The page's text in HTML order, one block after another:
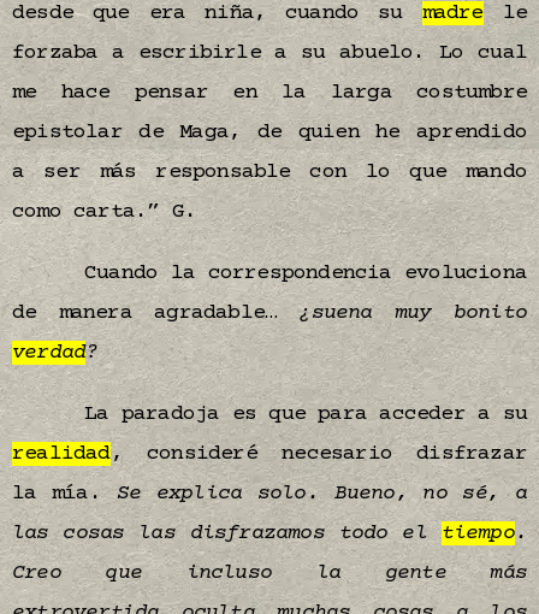
desde que era niña, cuando sumadrele
forzaba a escribirle a su abuelo. Lo cual
me hace pensar en la larga costumbre
epistolar de Maga, de quien he aprendido
a ser más responsable con lo que mando
como carta.” G.
Cuando la correspondencia evoluciona
de manera agradable…¿suena muy bonito
verdad?
La paradoja es que para acceder a su
realidad, consideré necesario disfrazar
la mía.Se explica solo. Bueno, no sé, a
las cosas las disfrazamos todo eltiempo.
Creo que incluso la gente más